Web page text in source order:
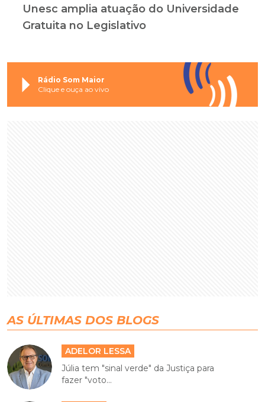
Unesc amplia atuação do Universidade
Gratuita no Legislativo
Rádio Som Maior
Clique e ouça ao vivo
AS ÚLTIMAS DOS BLOGS
ADELOR LESSA
Júlia tem "sinal verde" da Justiça para
fazer "voto...